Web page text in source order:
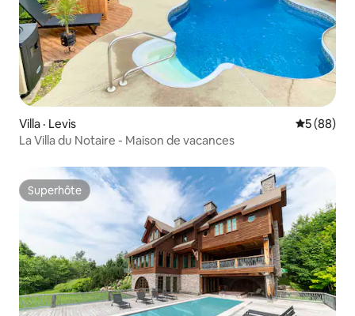
Villa · Levis Note
5 (88)
La Villa du Notaire - Maison de vacances
Superhôte
Superhôte